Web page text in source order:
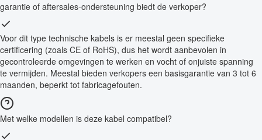
garantie of aftersales-ondersteuning biedt de verkoper?
Voor dit type technische kabels is er meestal geen specifieke
certificering (zoals CE of RoHS), dus het wordt aanbevolen in
gecontroleerde omgevingen te werken en vocht of onjuiste spanning
te vermijden. Meestal bieden verkopers een basisgarantie van 3 tot 6
maanden, beperkt tot fabricagefouten.
Met welke modellen is deze kabel compatibel?